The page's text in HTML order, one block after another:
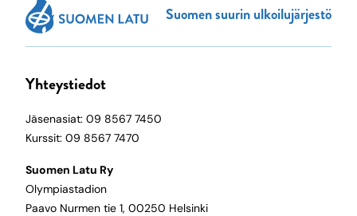
Suomen suurin ulkoilujärjestö
Yhteystiedot
Jäsenasiat: 09 8567 7450
Kurssit: 09 8567 7470
Suomen Latu Ry
Olympiastadion
Paavo Nurmen tie 1, 00250 Helsinki